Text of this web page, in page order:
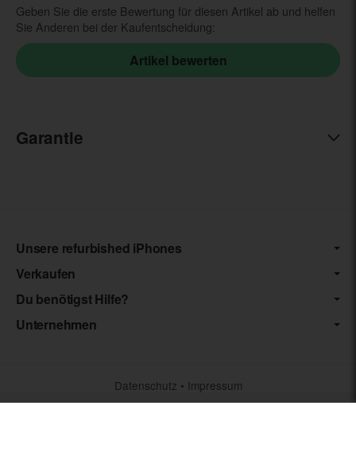
Geben Sie die erste Bewertung für diesen Artikel ab und helfen
Sie Anderen bei der Kaufentscheidung:
Garantie
Unsere refurbished iPhones
Verkaufen
Du benötigst Hilfe?
Unternehmen
Datenschutz • Impressum